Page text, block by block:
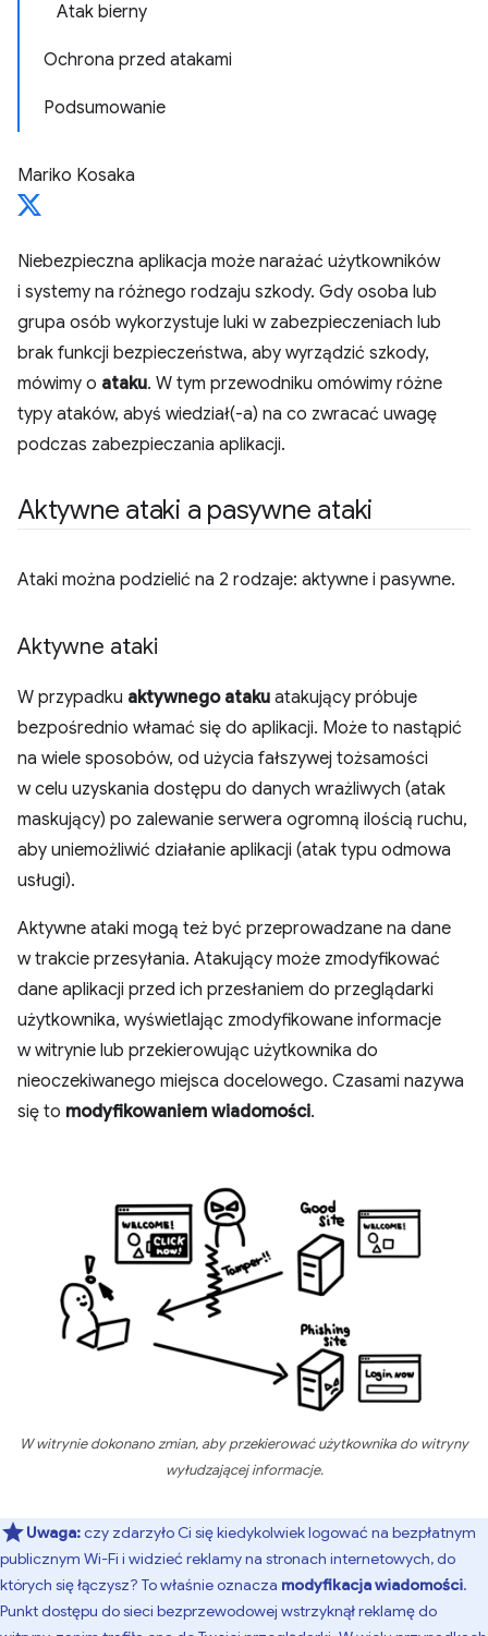
Atak bierny
Ochrona przed atakami
Podsumowanie
Mariko Kosaka
Niebezpieczna aplikacja może narażać użytkowników
i systemy na różnego rodzaju szkody. Gdy osoba lub
grupa osób wykorzystuje luki w zabezpieczeniach lub
brak funkcji bezpieczeństwa, aby wyrządzić szkody,
mówimy o ataku. W tym przewodniku omówimy różne
typy ataków, abyś wiedział(-a) na co zwracać uwagę
podczas zabezpieczania aplikacji.
Aktywne ataki a pasywne ataki
Ataki można podzielić na 2 rodzaje: aktywne i pasywne.
Aktywne ataki
W przypadku aktywnego ataku atakujący próbuje
bezpośrednio włamać się do aplikacji. Może to nastąpić
na wiele sposobów, od użycia fałszywej tożsamości
w celu uzyskania dostępu do danych wrażliwych (atak
maskujący) po zalewanie serwera ogromną ilością ruchu,
aby uniemożliwić działanie aplikacji (atak typu odmowa
usługi).
Aktywne ataki mogą też być przeprowadzane na dane
w trakcie przesyłania. Atakujący może zmodyfikować
dane aplikacji przed ich przesłaniem do przeglądarki
użytkownika, wyświetlając zmodyfikowane informacje
w witrynie lub przekierowując użytkownika do
nieoczekiwanego miejsca docelowego. Czasami nazywa
się to modyfikowaniem wiadomości.
W witrynie dokonano zmian, aby przekierować użytkownika do witryny
wyłudzającej informacje.
Uwaga:czy zdarzyło Ci się kiedykolwiek logować na bezpłatnym
publicznym Wi-Fi i widzieć reklamy na stronach internetowych, do
których się łączysz? To właśnie oznacza modyfikacja wiadomości.
Punkt dostępu do sieci bezprzewodowej wstrzyknął reklamę do